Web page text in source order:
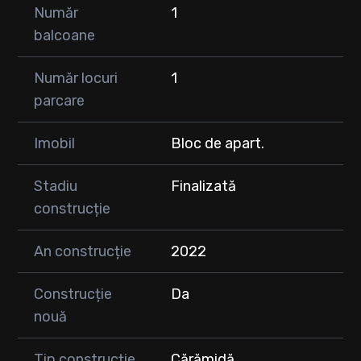
Număr
balcoane
1
Număr locuri
parcare
1
Imobil Bloc de apart.
Stadiu
construcție
Finalizată
An construcție 2022
Construcție
nouă
Da